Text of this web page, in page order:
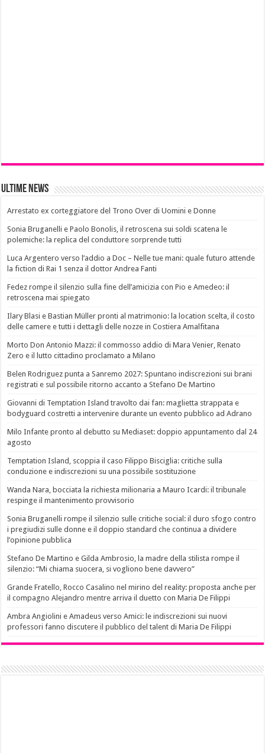
Ultime News
Arrestato ex corteggiatore del Trono Over di Uomini e Donne
Sonia Bruganelli e Paolo Bonolis, il retroscena sui soldi scatena le
polemiche: la replica del conduttore sorprende tutti
Luca Argentero verso l’addio a Doc – Nelle tue mani: quale futuro attende
la fiction di Rai 1 senza il dottor Andrea Fanti
Fedez rompe il silenzio sulla fine dell’amicizia con Pio e Amedeo: il
retroscena mai spiegato
Ilary Blasi e Bastian Müller pronti al matrimonio: la location scelta, il costo
delle camere e tutti i dettagli delle nozze in Costiera Amalfitana
Morto Don Antonio Mazzi: il commosso addio di Mara Venier, Renato
Zero e il lutto cittadino proclamato a Milano
Belen Rodriguez punta a Sanremo 2027: Spuntano indiscrezioni sui brani
registrati e sul possibile ritorno accanto a Stefano De Martino
Giovanni di Temptation Island travolto dai fan: maglietta strappata e
bodyguard costretti a intervenire durante un evento pubblico ad Adrano
Milo Infante pronto al debutto su Mediaset: doppio appuntamento dal 24
agosto
Temptation Island, scoppia il caso Filippo Bisciglia: critiche sulla
conduzione e indiscrezioni su una possibile sostituzione
Wanda Nara, bocciata la richiesta milionaria a Mauro Icardi: il tribunale
respinge il mantenimento provvisorio
Sonia Bruganelli rompe il silenzio sulle critiche social: il duro sfogo contro
i pregiudizi sulle donne e il doppio standard che continua a dividere
l’opinione pubblica
Stefano De Martino e Gilda Ambrosio, la madre della stilista rompe il
silenzio: “Mi chiama suocera, si vogliono bene davvero”
Grande Fratello, Rocco Casalino nel mirino del reality: proposta anche per
il compagno Alejandro mentre arriva il duetto con Maria De Filippi
Ambra Angiolini e Amadeus verso Amici: le indiscrezioni sui nuovi
professori fanno discutere il pubblico del talent di Maria De Filippi